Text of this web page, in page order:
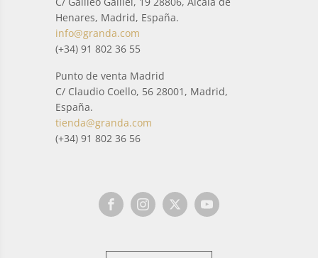
Henares, Madrid, España.
info@granda.com
(+34) 91 802 36 55
Punto de venta Madrid
C/ Claudio Coello, 56 28001, Madrid,
España.
tienda@granda.com
(+34) 91 802 36 56